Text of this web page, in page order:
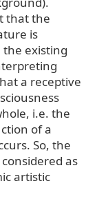
that the
is
existing
a receptive
i.e. the
of a
So, the
as
artistic